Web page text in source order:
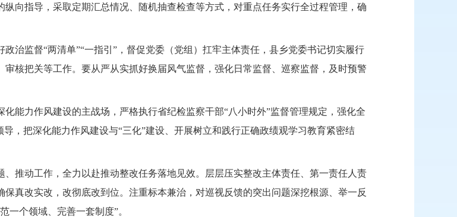
向指导，采取定期汇总情况、随机抽查检查等方式，对重点任务实行全过程管理，确
治监督“两清单”“一指引”，督促党委（党组）扛牢主体责任，县乡党委书记切实履行
核把关等工作。要从严从实抓好换届风气监督，强化日常监督、巡察监督，及时预警
能力作风建设的主战场，严格执行省纪检监察干部“八小时外”监督管理规定，强化全
，把深化能力作风建设与“三化”建设、开展树立和践行正确政绩观学习教育紧密结
推动工作，全力以赴推动整改任务落地见效。层层压实整改主体责任、第一责任人责
真改实改，改彻底改到位。注重标本兼治，对巡视反馈的突出问题深挖根源、举一反
一个领域、完善一套制度”。